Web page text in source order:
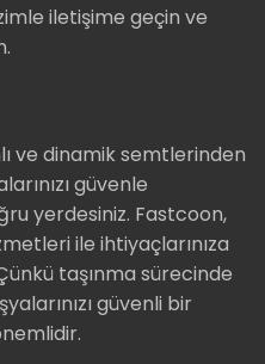
iletişime geçin ve
ve dinamik semtlerinden
güvenle
yerdesiniz. Fastcoon,
ile ihtiyaçlarınıza
taşınma sürecinde
güvenli bir